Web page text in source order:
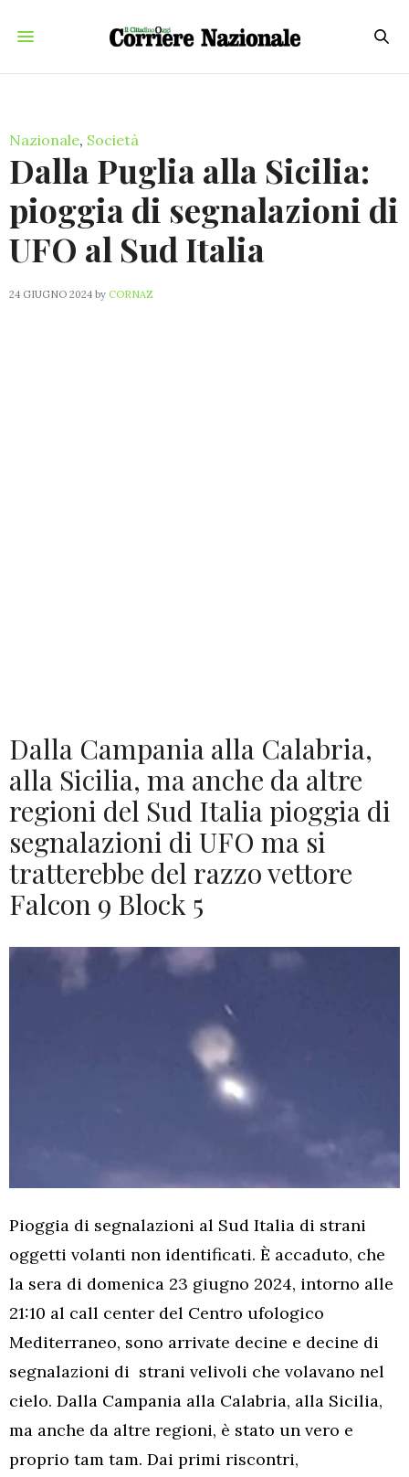
Nazionale, Società
Dalla Puglia alla Sicilia:
pioggia di segnalazioni di
UFO al Sud Italia
24 GIUGNO 2024 by CORNAZ
Dalla Campania alla Calabria,
alla Sicilia, ma anche da altre
regioni del Sud Italia pioggia di
segnalazioni di UFO ma si
tratterebbe del razzo vettore
Falcon 9 Block 5
Pioggia di segnalazioni al Sud Italia di strani
oggetti volanti non identificati. È accaduto, che
la sera di domenica 23 giugno 2024, intorno alle
21:10 al call center del Centro ufologico
Mediterraneo, sono arrivate decine e decine di
segnalazioni di strani velivoli che volavano nel
cielo. Dalla Campania alla Calabria, alla Sicilia,
ma anche da altre regioni, è stato un vero e
proprio tam tam. Dai primi riscontri,